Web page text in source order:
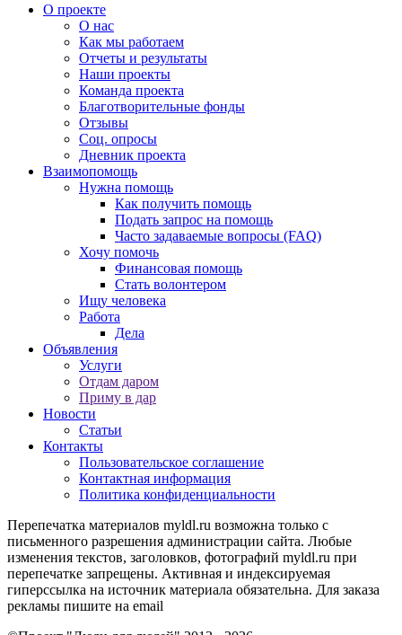
О проекте
О нас
Как мы работаем
Отчеты и результаты
Наши проекты
Команда проекта
Благотворительные фонды
Отзывы
Соц. опросы
Дневник проекта
Взаимопомощь
Нужна помощь
Как получить помощь
Подать запрос на помощь
Часто задаваемые вопросы (FAQ)
Хочу помочь
Финансовая помощь
Стать волонтером
Ищу человека
Работа
Дела
Объявления
Услуги
Отдам даром
Приму в дар
Новости
Статьи
Контакты
Пользовательское соглашение
Контактная информация
Политика конфиденциальности
Перепечатка материалов myldl.ru возможна только с
письменного разрешения администрации сайта. Любые
изменения текстов, заголовков, фотографий myldl.ru при
перепечатке запрещены. Активная и индексируемая
гиперссылка на источник материала обязательна. Для заказа
рекламы пишите на еmail